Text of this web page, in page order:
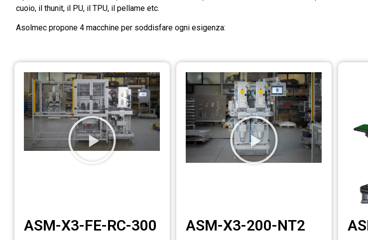
cuoio, il thunit, il PU, il TPU, il pellame etc.
Asolmec propone 4 macchine per soddisfare ogni esigenza:
ASM-X3-FE-RC-300 ASM-X3-200-NT2